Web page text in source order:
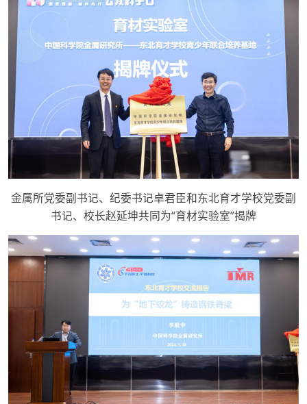
金属所党委副书记、纪委书记卓君臣和东北育才学校党委副
书记、校长赵延坤共同为“育材实验室”揭牌